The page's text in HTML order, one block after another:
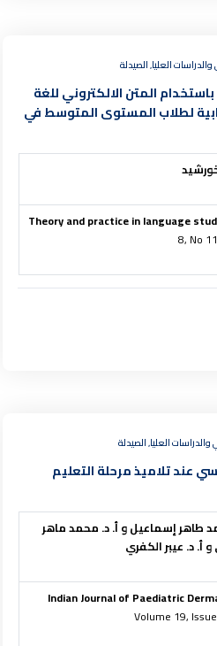
العليا, الصيدلة
باستخدام المتن الالكتروني للغة
لطلاب المستوى المتوسط في
Theory and practice in language
8, No
العليا, الصيدلة
عند تلاميذ مرحلة التعليم
طاهر إسماعيل و أ. د. محمد ماهر
أ. د. عيبر الكفري
Indian Journal of Paediatric
Volume 19,